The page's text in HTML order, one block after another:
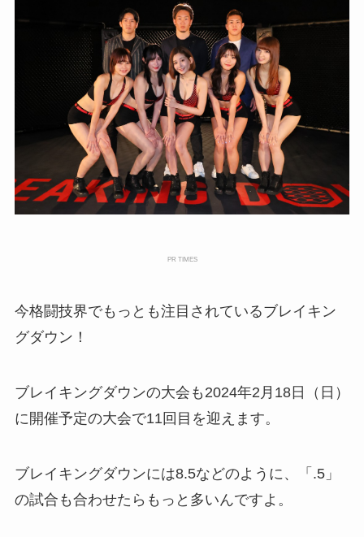
PR TIMES
今格闘技界でもっとも注目されているブレイキン
グダウン！
ブレイキングダウンの大会も2024年2月18日（日）
に開催予定の大会で11回目を迎えます。
ブレイキングダウンには8.5などのように、「.5」
の試合も合わせたらもっと多いんですよ。